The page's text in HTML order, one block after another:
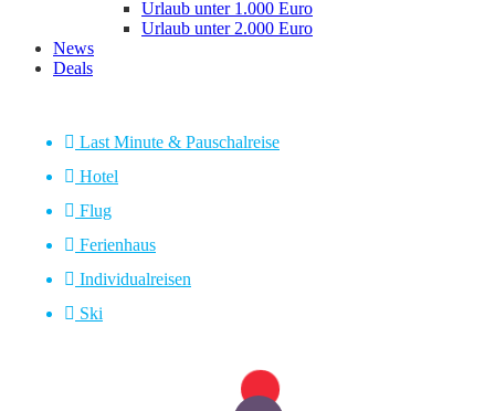
Urlaub unter 1.000 Euro
Urlaub unter 2.000 Euro
News
Deals
Last Minute & Pauschalreise
Hotel
Flug
Ferienhaus
Individualreisen
Ski